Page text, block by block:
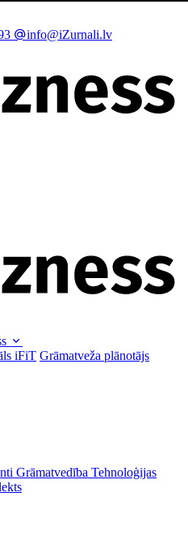
info@iZurnali.lv
iFiT Grāmatveža plānotājs
Grāmatvedība Tehnoloģijas